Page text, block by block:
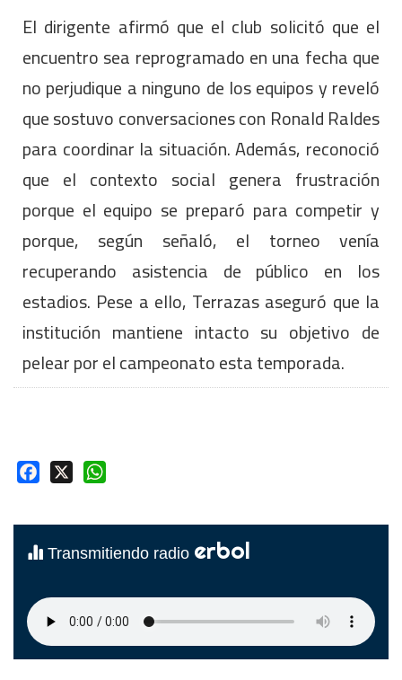
El dirigente afirmó que el club solicitó que el
encuentro sea reprogramado en una fecha que
no perjudique a ninguno de los equipos y reveló
que sostuvo conversaciones con Ronald Raldes
para coordinar la situación. Además, reconoció
que el contexto social genera frustración
porque el equipo se preparó para competir y
porque, según señaló, el torneo venía
recuperando asistencia de público en los
estadios. Pese a ello, Terrazas aseguró que la
institución mantiene intacto su objetivo de
pelear por el campeonato esta temporada.
Facebook
Transmitiendo radio erbol